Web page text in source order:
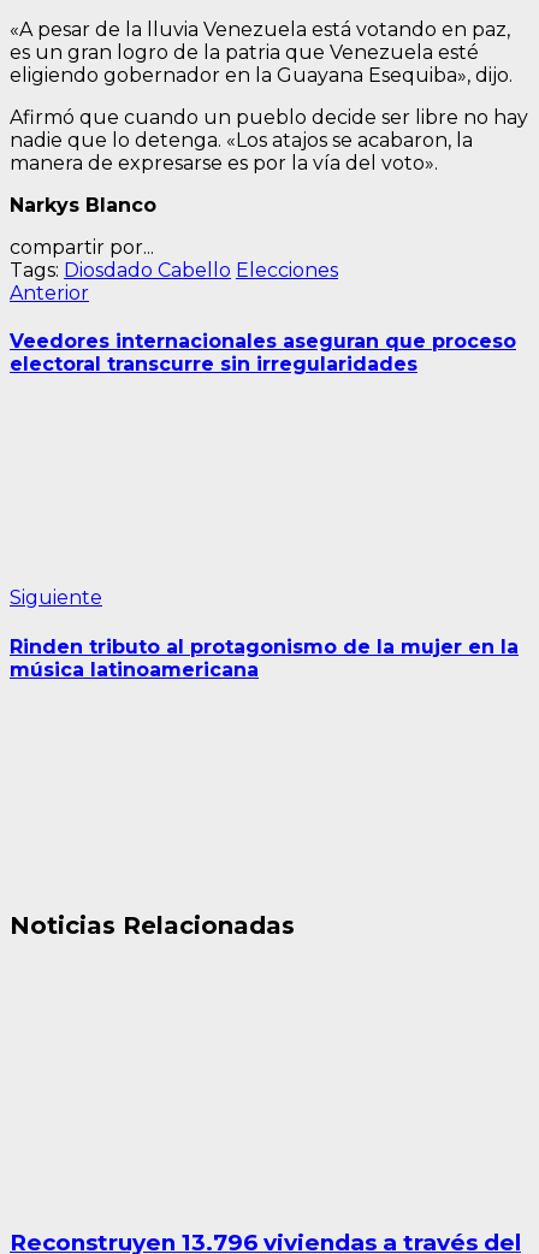
«A pesar de la lluvia Venezuela está votando en paz,
es un gran logro de la patria que Venezuela esté
eligiendo gobernador en la Guayana Esequiba», dijo.
Afirmó que cuando un pueblo decide ser libre no hay
nadie que lo detenga. «Los atajos se acabaron, la
manera de expresarse es por la vía del voto».
Narkys Blanco
compartir por...
Tags: Diosdado Cabello Elecciones
Navegación
de
entradas
AnteriorEntrada
Veedores internacionales aseguran que proceso
electoral transcurre sin irregularidades
Siguiente
Rinden tributo al protagonismo de la mujer en la
música latinoamericana
Noticias Relacionadas
Reconstruyen 13.796 viviendas a través del